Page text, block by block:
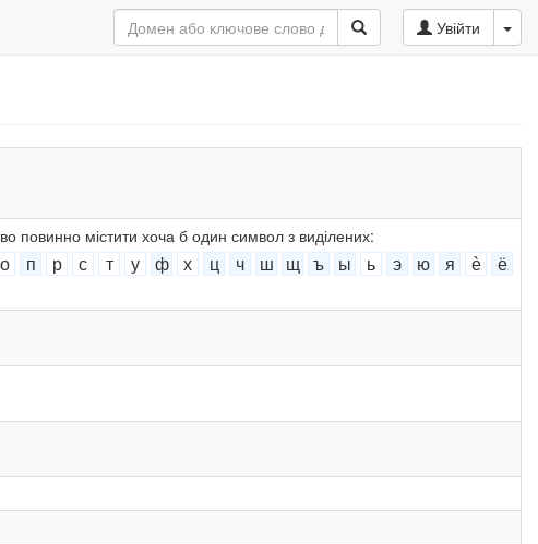
Увійти
повинно містити хоча б один символ з виділених:
о п р с т у ф х ц ч ш щ ъ ы ь э ю я ѐ
ё